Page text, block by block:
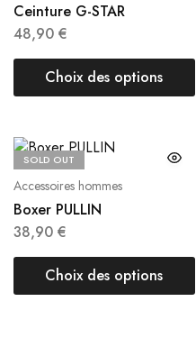
Ceinture G-STAR
48,90 €
Choix des options
SOLD OUT
Accessoires hommes
Boxer PULLIN
38,90 €
Choix des options